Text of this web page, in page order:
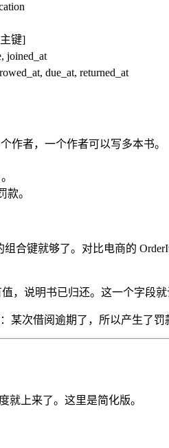
键]
joined_at
due_at, returned_at
作者，一个作者可以写多本书。
款。
键就够了。对比电商的
，说明书已归还。这一个字段
某次借阅逾期了，所以产生了罚
就上来了。这里是简化版。